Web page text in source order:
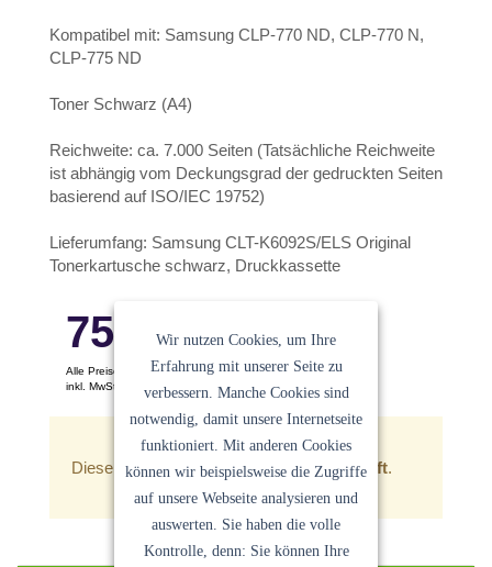
Kompatibel mit: Samsung CLP-770 ND, CLP-770 N,
CLP-775 ND
Toner Schwarz (A4)
Reichweite: ca. 7.000 Seiten (Tatsächliche Reichweite
ist abhängig vom Deckungsgrad der gedruckten Seiten
basierend auf ISO/IEC 19752)
Lieferumfang: Samsung CLT-K6092S/ELS Original
Tonerkartusche schwarz, Druckkassette
75.32€
Alle Preise pro Stück
inkl. MwSt. Keine Versandkosten
Dieser Artikel ist zur Zeitleider ausverkauft.
Wir nutzen Cookies, um Ihre
Erfahrung mit unserer Seite zu
verbessern. Manche Cookies sind
notwendig, damit unsere Internetseite
funktioniert. Mit anderen Cookies
können wir beispielsweise die Zugriffe
auf unsere Webseite analysieren und
auswerten. Sie haben die volle
Kontrolle, denn: Sie können Ihre